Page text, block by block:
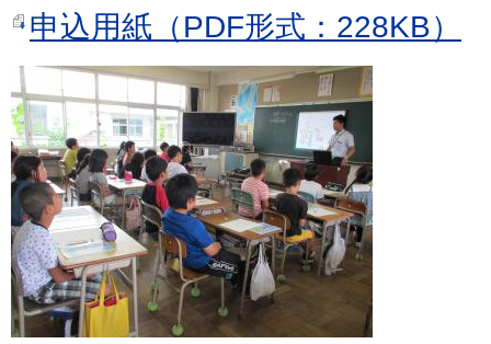
申込用紙（PDF形式：228KB）